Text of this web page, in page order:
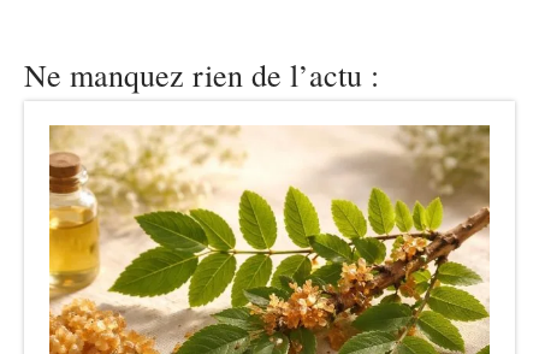
Ne manquez rien de l’actu :